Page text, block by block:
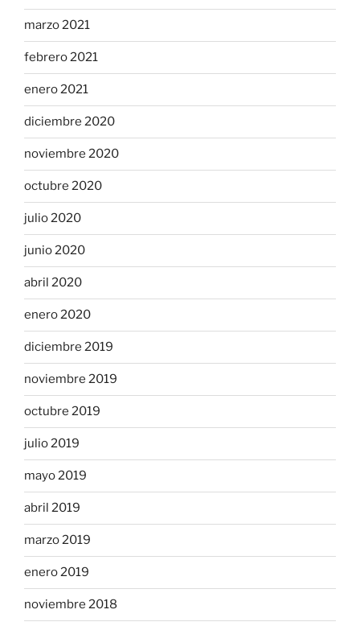
marzo 2021
febrero 2021
enero 2021
diciembre 2020
noviembre 2020
octubre 2020
julio 2020
junio 2020
abril 2020
enero 2020
diciembre 2019
noviembre 2019
octubre 2019
julio 2019
mayo 2019
abril 2019
marzo 2019
enero 2019
noviembre 2018